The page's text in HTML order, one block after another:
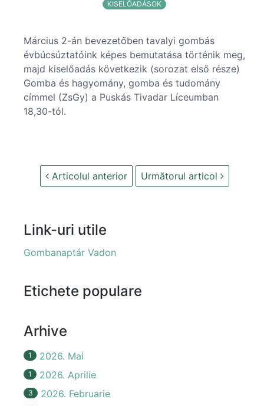
KISELŐADÁSOK
Március 2-án bevezetőben tavalyi gombás
évbúcsúztatóink képes bemutatása történik meg,
majd kiselőadás következik (sorozat első része)
Gomba és hagyomány, gomba és tudomány
címmel (ZsGy) a Puskás Tivadar Líceumban
18,30-tól.
Articolul anterior Următorul articol
Link-uri utile
Gombanaptár Vadon
Etichete populare
Arhive
1 2026. Mai
1 2026. Aprilie
3 2026. Februarie